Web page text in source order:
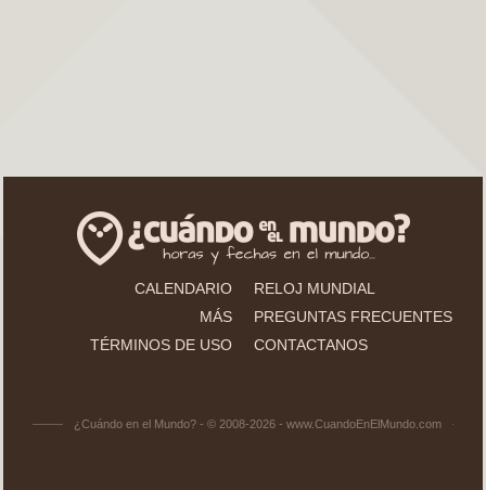
CALENDARIO
RELOJ MUNDIAL
MÁS
PREGUNTAS FRECUENTES
TÉRMINOS DE USO
CONTACTANOS
¿Cuándo en el Mundo? - © 2008-2026 - www.CuandoEnElMundo.com